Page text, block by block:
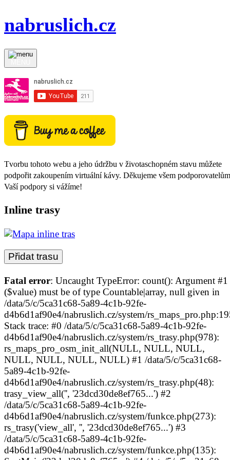
nabruslich.cz
Tvorbu tohoto webu a jeho údržbu v životaschopném stavu můžete
podpořit zakoupením virtuální kávy. Děkujeme všem
Vaší podpory si vážíme!
Inline trasy
Fatal error: Uncaught TypeError: count(): Argument #1
($value) must be of type Countable|array, null given in
/data/5/c/5ca31c68-5a89-4c1b-92fe-
d4b6d1af90e4/nabruslich.cz/system/
Stack trace: #0 /data/5/c/5ca31c68-5a89-4c1b-92fe-
d4b6d1af90e4/nabruslich.cz/system/rs_trasy.php(978):
rs_maps_pro_osm_init_all(NULL, NULL, NULL,
NULL, NULL, NULL, NULL) #1 /data/5/c/5ca31c68-
5a89-4c1b-92fe-
d4b6d1af90e4/nabruslich.cz/system/rs_trasy.php(48):
trasy_view_all('', '23dcd30de8ef765...') #2
/data/5/c/5ca31c68-5a89-4c1b-92fe-
d4b6d1af90e4/nabruslich.cz/system/funkce.php(273):
rs_trasy('view_all', '', '23dcd30de8ef765...') #3
/data/5/c/5ca31c68-5a89-4c1b-92fe-
d4b6d1af90e4/nabruslich.cz/system/funkce.php(135):